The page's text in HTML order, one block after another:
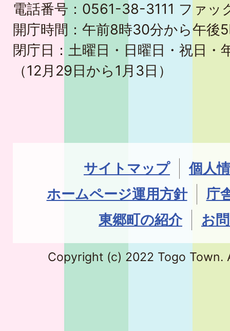
電話番号：0561-38-3111 ファ
開庁時間：午前8時30分から午後
閉庁日：土曜日・日曜日・祝日・
（12月29日から1月3日）
サイトマップ
個人
ホームページ運用方針
庁
東郷町の紹介
お
Copyright (c) 2022 Togo Town.